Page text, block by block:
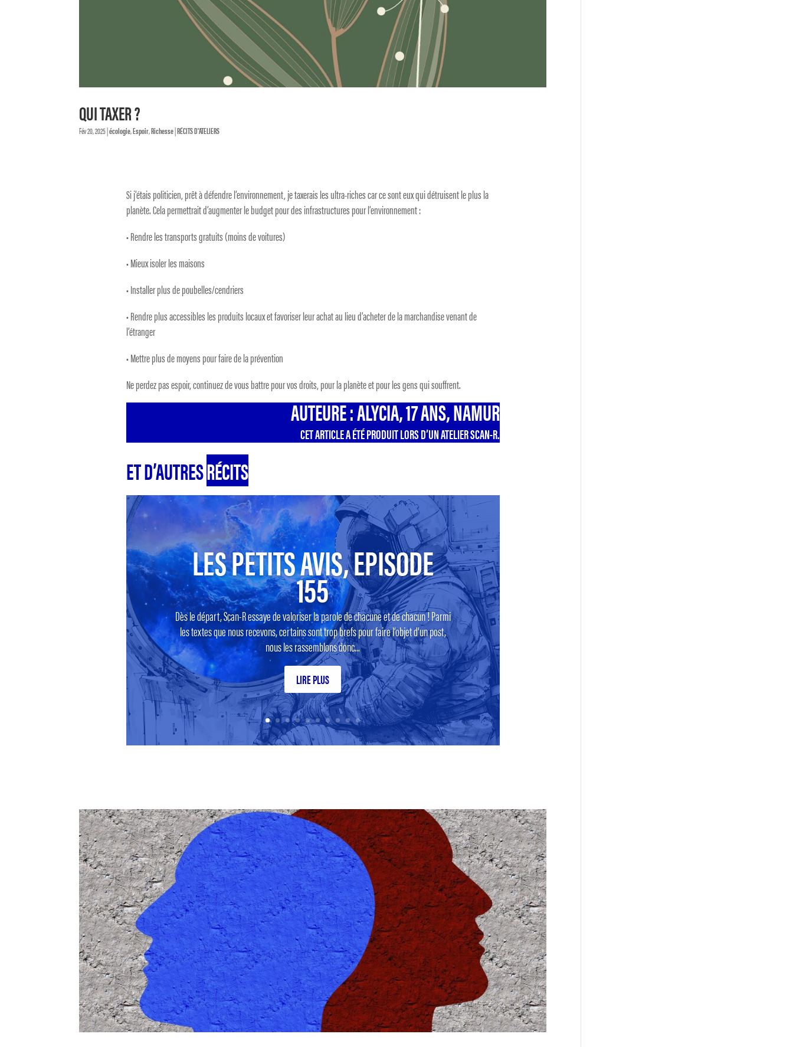
QUI TAXER ?
Fév 20, 2025|écologie,Espoir,Richesse|RÉCITS D'ATELIERS
Si j’étais politicien, prêt à défendre l’environnement, je taxerais les ultra-riches car ce sont eux qui détruisent le plus la
planète. Cela permettrait d’augmenter le budget pour des infrastructures pour l’environnement :
• Rendre les transports gratuits (moins de voitures)
• Mieux isoler les maisons
• Installer plus de poubelles/cendriers
• Rendre plus accessibles les produits locaux et favoriser leur achat au lieu d’acheter de la marchandise venant de
l’étranger
• Mettre plus de moyens pour faire de la prévention
Ne perdez pas espoir, continuez de vous battre pour vos droits, pour la planète et pour les gens qui souffrent.
AUTEURE : ALYCIA, 17 ANS, NAMUR
CET ARTICLE A ÉTÉ PRODUIT LORS D’UN ATELIER SCAN-R.
ET D’AUTRESRÉCITS
LES PETITS AVIS, EPISODE
155
Dès le départ, Scan-R essaye de valoriser la parole de chacune et de chacun ! Parmi
les textes que nous recevons, certains sont trop brefs pour faire l’objet d’un post,
nous les rassemblons donc...
LIRE PLUS